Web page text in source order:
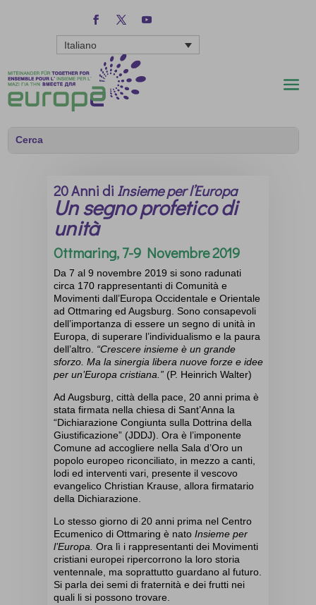
Italiano
20 Anni di Insieme per l’Europa
Un segno profetico di
unità
Ottmaring, 7-9 Novembre 2019
Da 7 al 9 novembre 2019 si sono radunati
circa 170 rappresentanti di Comunità e
Movimenti dall’Europa Occidentale e Orientale
ad Ottmaring ed Augsburg. Sono consapevoli
dell’importanza di essere un segno di unità in
Europa, di superare l’individualismo e la paura
dell’altro. “Crescere insieme è un grande
sforzo. Ma la sinergia libera nuove forze e idee
per un’Europa cristiana.” (P. Heinrich Walter)
Ad Augsburg, città della pace, 20 anni prima è
stata firmata nella chiesa di Sant’Anna la
“Dichiarazione Congiunta sulla Dottrina della
Giustificazione” (JDDJ). Ora è l’imponente
Comune ad accogliere nella Sala d’Oro un
popolo europeo riconciliato, in mezzo a canti,
lodi ed interventi vari, presente il vescovo
evangelico Christian Krause, allora firmatario
della Dichiarazione.
Lo stesso giorno di 20 anni prima nel Centro
Ecumenico di Ottmaring è natoInsieme per
l’Europa. Ora lì i rappresentanti dei Movimenti
cristiani europei ripercorrono la loro storia
ventennale, ma soprattutto guardano al futuro.
Si parla dei semi di fraternità e dei frutti nei
quali li si possono trovare.